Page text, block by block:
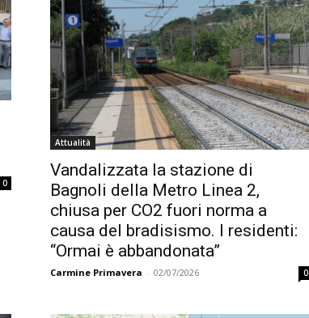
0
Attualità
Vandalizzata la stazione di
Bagnoli della Metro Linea 2,
chiusa per CO2 fuori norma a
causa del bradisismo. I residenti:
“Ormai è abbandonata”
Carmine Primavera - 02/07/2026 0